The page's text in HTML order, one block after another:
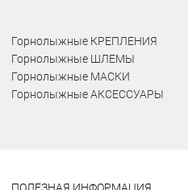
Горнолыжные КРЕПЛЕНИЯ
Горнолыжные ШЛЕМЫ
Горнолыжные МАСКИ
Горнолыжные АКСЕССУАРЫ